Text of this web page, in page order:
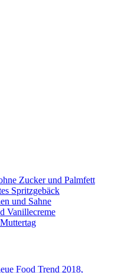
Zucker und Palmfett
Spritzgebäck
und Sahne
Vanillecreme
Food Trend 2018,